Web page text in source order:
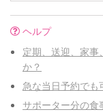
ヘルプ
定期、送迎、家
か？
急な当日予約でも
サポーター分の食